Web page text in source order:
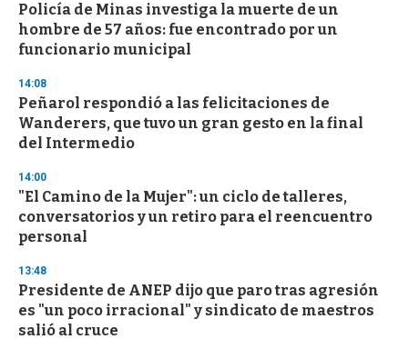
Policía de Minas investiga la muerte de un
hombre de 57 años: fue encontrado por un
funcionario municipal
14:08
Peñarol respondió a las felicitaciones de
Wanderers, que tuvo un gran gesto en la final
del Intermedio
14:00
"El Camino de la Mujer": un ciclo de talleres,
conversatorios y un retiro para el reencuentro
personal
13:48
Presidente de ANEP dijo que paro tras agresión
es "un poco irracional" y sindicato de maestros
salió al cruce